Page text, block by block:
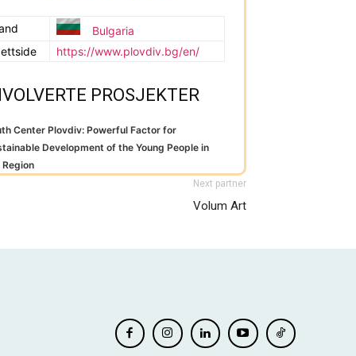
Bulgaria
https://www.plovdiv.bg/en/
PROSJEKTER
Center Plovdiv: Powerful Factor for
Development of the Young People in
Next partner
Volum Art